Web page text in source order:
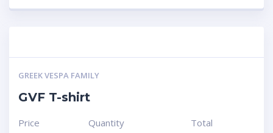
GREEK VESPA FAMILY
GVF T-shirt
Price
Quantity
Total